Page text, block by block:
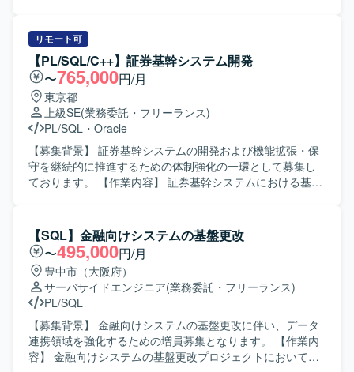
よび原因究明、改善対応なども実施いただきます。業務担
当者との調整を行いながら、仕様整理や影響範囲の確認、
テスト計画およびテスト実施、リリース後のフォローまで
一連の作業をお願いいたします。 【求める人物像】 関係者
と円滑にコミュニケーションを取りながら主体的に動いて
いただける方を求めております。既存システムの仕様を自
らキャッチアップし、課題に対して粘り強く対応できる方
が望ましいです。 【ポジションの魅力】 基幹システムのリ
プレイスおよび保守を通じて、上流から下流まで一貫した
業務に携わることができます。長期的な保守・改善を通じ
す。 【開発環境】 SQLおよびPL/SQLを中心とした基幹シ
ステム環境での開発・保守となります。Oracle関連技術を
利用したシステムが想定されます。
リモート可
【PL/SQL/C++】証券基幹システム開発
〜765,000円/月
東京都
上級SE(業務委託・フリーランス)
PL/SQL ・ Oracle
【募集背景】 証券基幹システムの開発および機能拡張・保
守を継続的に推進するための体制強化の一環として募集し
ております。 【作業内容】 証券基幹システムにおける基本
スト計画の策定、関連する開発・改修作業の取りまとめ、
案件管理や顧客との折衝などを行っていただきます。ま
た、PL/SQL、UNIX-C/C++、VB系言語などを用いた既存機
能の改修や追加開発にも携わっていただきます。 【求める
人物像】 複数の開発言語や環境に柔軟に対応でき、自ら課
題を抽出し解決に向けて主体的に動ける方を求めておりま
す。顧客やチームメンバーとのコミュニケーションを大切
にし、周囲と連携しながら品質と生産性の両立を意識して
業務に取り組んでいただける方にマッチするポジションで
【SQL】金融向けシステムの基盤更改
〜495,000円/月
豊中市（大阪府）
サーバサイドエンジニア(業務委託・フリーランス)
PL/SQL
【募集背景】 金融向けシステムの基盤更改に伴い、データ
連携領域を強化するための増員募集となります。 【作業内
容】 金融向けシステムの基盤更改プロジェクトにおいて、